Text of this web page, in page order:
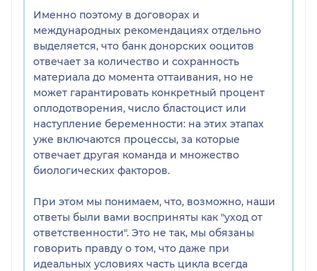
По донору с 6 яйцеклетками - ни одной клетками.
В приложении:
-эмбриолист (можете сами убедиться в плохом
качестве донорского материала).
- отписка по официальному письму.
Именно поэтому в договорах и
международных рекомендациях отдельно
выделяется, что банк донорских ооцитов
отвечает за количество и сохранность
материала до момента оттаивания, но не
может гарантировать конкретный процент
оплодотворения, число бластоцист или
наступление беременности: на этих этапах
уже включаются процессы, за которые
отвечает другая команда и множество
биологических факторов.
При этом мы понимаем, что, возможно, наши
ответы были вами восприняты как "уход от
ответственности". Это не так, мы обязаны
говорить правду о том, что даже при
идеальных условиях часть цикла всегда